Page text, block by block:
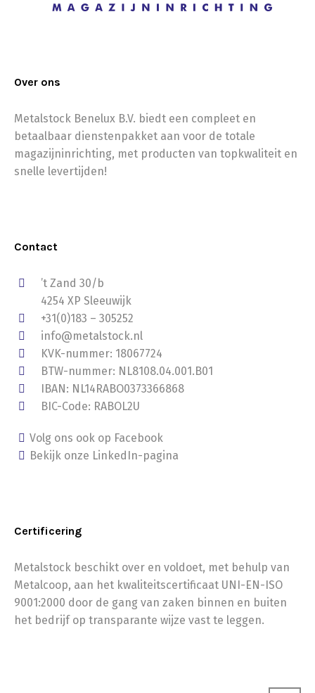
Over ons
Metalstock Benelux B.V. biedt een compleet en
betaalbaar dienstenpakket aan voor de totale
magazijninrichting, met producten van topkwaliteit en
snelle levertijden!
Contact
’t Zand 30/b
4254 XP Sleeuwijk
+31(0)183 – 305252
info@metalstock.nl
KVK-nummer: 18067724
BTW-nummer: NL8108.04.001.B01
IBAN: NL14RABO0373366868
BIC-Code: RABOL2U
Volg ons ook op Facebook
Bekijk onze LinkedIn-pagina
Certificering
Metalstock beschikt over en voldoet, met behulp van
Metalcoop, aan het kwaliteitscertificaat UNI-EN-ISO
9001:2000 door de gang van zaken binnen en buiten
het bedrijf op transparante wijze vast te leggen.